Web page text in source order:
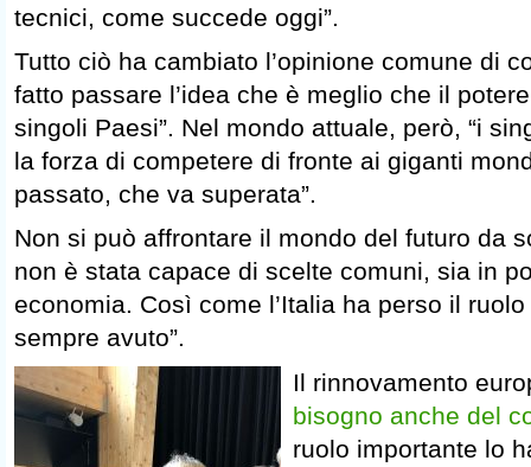
tecnici, come succede oggi”.
Tutto ciò ha cambiato l’opinione comune di
fatto passare l’idea che è meglio che il
singoli Paesi”. Nel mondo attuale, però, “i
la forza di competere di fronte ai giganti
passato, che va superata”.
Non si può affrontare il mondo del futuro da
non è stata capace di scelte comuni, sia in
economia. Così come l’Italia ha perso il
sempre avuto”.
Il rinnovamento
bisogno anche del
ruolo importante lo